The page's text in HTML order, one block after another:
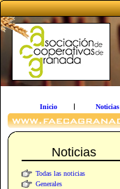
Inicio Noticias
Noticias
Todas las noticias
Generales